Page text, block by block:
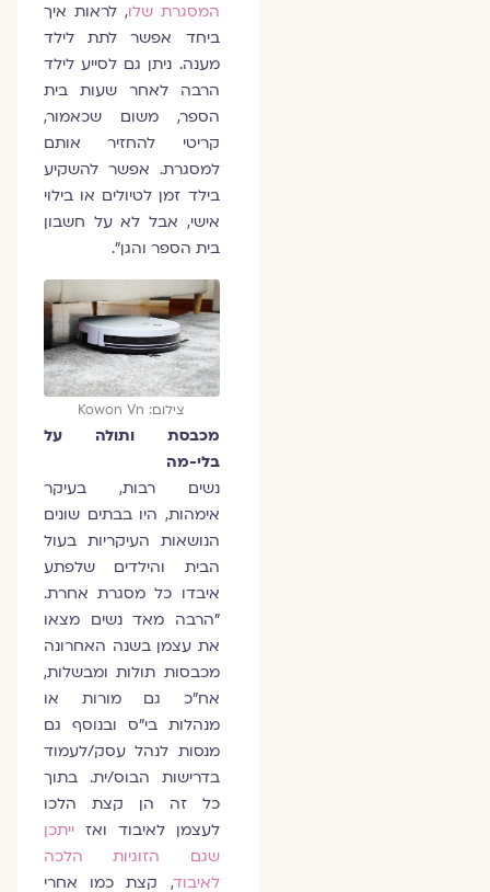
המסגרת שלו, לראות איך
ביחד אפשר לתת לילד
מענה. ניתן גם לסייע לילד
הרבה לאחר שעות בית
הספר, משום שכאמור,
קריטי להחזיר אותם
למסגרת. אפשר להשקיע
בילד זמן לטיולים או בילוי
אישי, אבל לא על חשבון
בית הספר והגן".
צילום: Kowon Vn
מכבסת ותולה על
בלי-מה
נשים רבות, בעיקר
אימהות, היו בבתים שונים
הנושאות העיקריות בעול
הבית והילדים שלפתע
איבדו כל מסגרת אחרת.
"הרבה מאד נשים מצאו
את עצמן בשנה האחרונה
מכבסות תולות ומבשלות,
אח"כ גם מורות או
מנהלות בי"ס ובנוסף גם
מנסות לנהל עסק/לעמוד
בדרישות הבוס/ית. בתוך
כל זה הן קצת הלכו
לעצמן לאיבוד ואז ייתכן
שגם הזוגיות הלכה
לאיבוד, קצת כמו אחרי